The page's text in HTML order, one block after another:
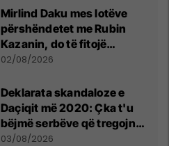
Mirlind Daku mes lotëve
përshëndetet me Rubin
Kazanin, do të fitojë
miliona te Spartak Moska
02/08/2026
​Deklarata skandaloze e
Daçiqit më 2020: Çka t'u
bëjmë serbëve që tregojnë
ku janë varrosur shqiptarët
03/08/2026